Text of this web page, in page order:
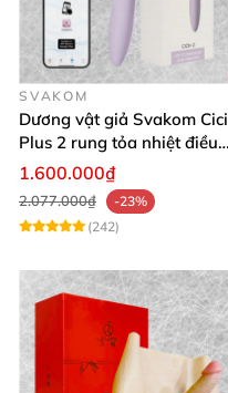
SVAKOM
Dương vật giả Svakom Cici
Plus 2 rung tỏa nhiệt điều
khiển app an toàn silicone
1.600.000₫
2.077.000₫
-23%
(242)